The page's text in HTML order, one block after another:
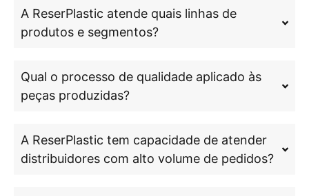
A ReserPlastic atende quais linhas de
produtos e segmentos?
Qual o processo de qualidade aplicado às
peças produzidas?
A ReserPlastic tem capacidade de atender
distribuidores com alto volume de pedidos?